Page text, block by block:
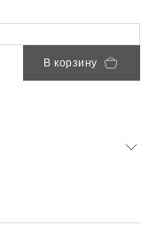
В корзину